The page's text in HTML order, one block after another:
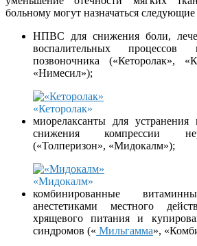
больному могут назначаться
НПВС для снижения боли,
воспалительных
позвоночника («Кеторолак»,
«Нимесил»);
«Кеторолак»
миорелаксанты для
снижения компрессии
(«Толперизон», «Мидокалм»);
«Мидокалм»
комбинированные
анестетиками местного
хрящевого питания и
синдромов (« Мильгамма»,